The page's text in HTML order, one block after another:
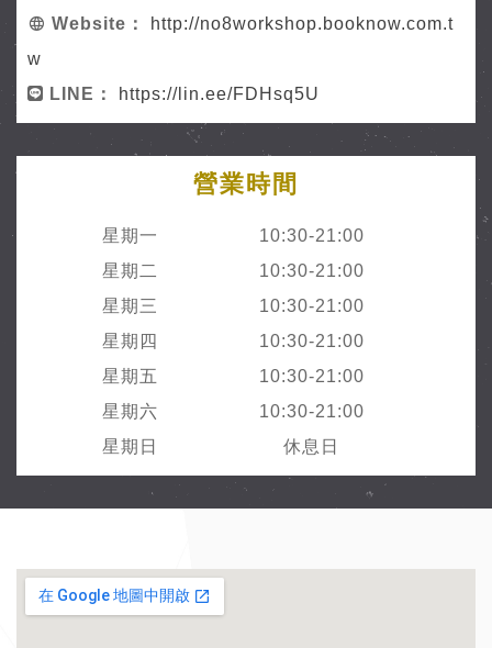
Website：
http://no8workshop.booknow.com.t
w
LINE：
https://lin.ee/FDHsq5U
營業時間
星期一
10:30-21:00
星期二
10:30-21:00
星期三
10:30-21:00
星期四
10:30-21:00
星期五
10:30-21:00
星期六
10:30-21:00
星期日
休息日